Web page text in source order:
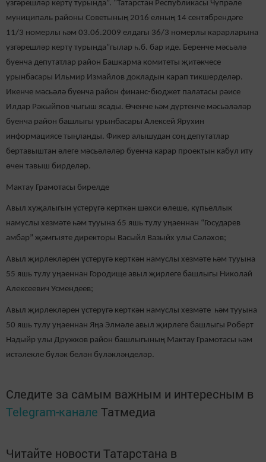
үзгәрешләр кертү турында”. “Татарстан Республикасы Чүпрәле
муниципаль районы Советының 2016 елның 14 сентябрендәге
11/3 номерлы һәм 03.06.2009 елдагы 36/3 номерлы карарларына
үзгәрешләр кертү турында”гылар һ.б. бар иде. Беренче мәсьәлә
буенча депутатлар район Башкарма комитеты җитәкчесе
урынбасары Ильмир Измайлов докладын карап тикшерделәр.
Икенче мәсьәлә буенча район финанс-бюджет палатасы рәисе
Илдар Рәкыйпов чыгыш ясады. Өченче һәм дүртенче мәсьәләләр
буенча район башлыгы урынбасары Алексей Ярухин
информациясе тыңланды. Фикер алышудан соң депутатлар
бертавыштан әлеге мәсьәләләр буенча карар проектын кабул итү
өчен тавыш бирделәр.
Мактау Грамотасы бирелде
Авыл хуҗалыгын үстерүгә керткән шәхси өлеше, күпьеллык
намуслы хезмәте һәм тууына 65 яшь тулу уңаеннан “Государев
амбар” җәмгыяте директоры Васыйл Вазыйх улы Сәләхов;
Авыл җирлекләрен үстерүгә керткән намуслы хезмәте һәм тууына
55 яшь тулу уңаеннан Городище авыл җирлеге башлыгы Николай
Алексеевич Усмендеев;
Авыл җирлекләрен үстерүгә керткән намуслы хезмәте һәм тууына
50 яшь тулу уңаеннан Яңа Элмәле авыл җирлеге башлыгы Роберт
Надыйр улы Дружков район башлыгының Мактау Грамотасы һәм
истәлекле бүләк белән бүләкләнделәр.
Следите за самым важным и интересным в
Telegram-канале Татмедиа
Читайте новости Татарстана в